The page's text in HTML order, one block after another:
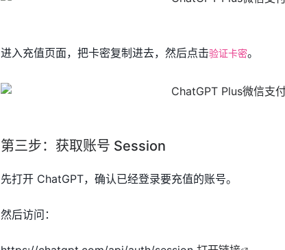
进入充值页面，把卡密复制进去，然后点击验证卡密。
第三步：获取账号 Session
先打开 ChatGPT，确认已经登录要充值的账号。
然后访问：